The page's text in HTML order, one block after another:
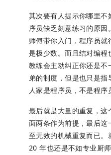
其次要有人提示你哪里不
序员缺乏刻意练习的原
师傅带你入门，程序员
是极少数。而且结对编程
教练会主动纠正你还是不
弟的制度，但是也只是
人家是程序员，不是程序
最后就是大量的重复，
面两条作为前提，最后
至无效的机械重复而已。
20 年也还是不如专业厨